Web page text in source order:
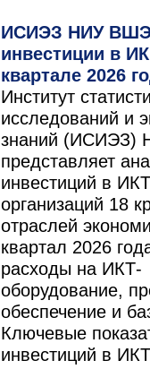
ИСИЭЗ НИУ
инвестиции в
квартале 2026
Институт
исследований и
знаний (ИСИЭЗ)
представляет
инвестиций в ИКТ
организаций 18
отраслей
квартал 2026
расходы на ИКТ-
оборудование,
обеспечение и
Ключевые
инвестиций в